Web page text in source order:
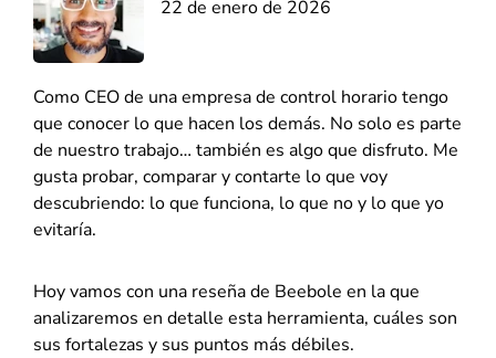
22 de enero de 2026
Como CEO de una empresa de control horario tengo
que conocer lo que hacen los demás. No solo es parte
de nuestro trabajo… también es algo que disfruto. Me
gusta probar, comparar y contarte lo que voy
descubriendo: lo que funciona, lo que no y lo que yo
evitaría.
Hoy vamos con una reseña de Beebole en la que
analizaremos en detalle esta herramienta, cuáles son
sus fortalezas y sus puntos más débiles.